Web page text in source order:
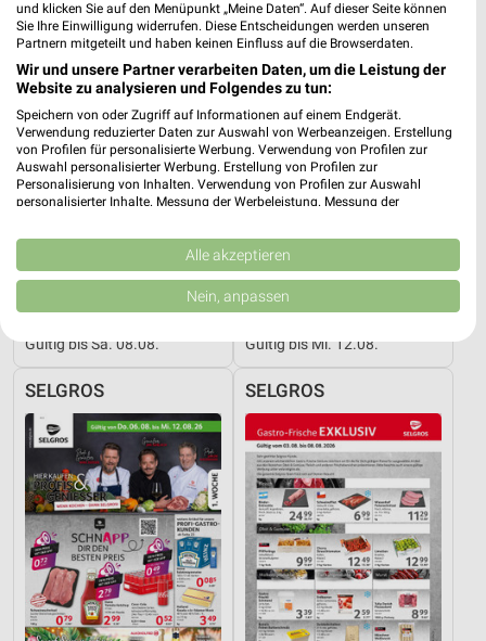
3,2 km
Gültig bis Sa. 08.08. Gültig bis Mi. 12.08.
SELGROS SELGROS
und klicken Sie auf den Menüpunkt „Meine Daten“. Auf dieser Seite können
Sie Ihre Einwilligung widerrufen. Diese Entscheidungen werden unseren
Partnern mitgeteilt und haben keinen Einfluss auf die Browserdaten.
Wir und unsere Partner verarbeiten Daten, um die Leistung der
Website zu analysieren und Folgendes zu tun:
Speichern von oder Zugriff auf Informationen auf einem Endgerät.
Verwendung reduzierter Daten zur Auswahl von Werbeanzeigen. Erstellung
von Profilen für personalisierte Werbung. Verwendung von Profilen zur
Auswahl personalisierter Werbung. Erstellung von Profilen zur
Personalisierung von Inhalten. Verwendung von Profilen zur Auswahl
personalisierter Inhalte. Messung der Werbeleistung. Messung der
Kombinationen von Daten aus verschiedenen Quellen. Entwicklung und
Verbesserung der Angebote. Verwendung reduzierter Daten zur Auswahl
von Inhalten.
Daten können außerhalb der Europäischen Union weitergegeben und in die
Website/App.
IAB-Verarbeitungszwecke:
Speichern von oder Zugriff auf Informationen
auf einem Endgerät
Verwendung reduzierter Daten zur Auswahl von
Werbeanzeigen
Erstellung von Profilen für personalisierte
Werbung
Alle akzeptieren
Nein, anpassen